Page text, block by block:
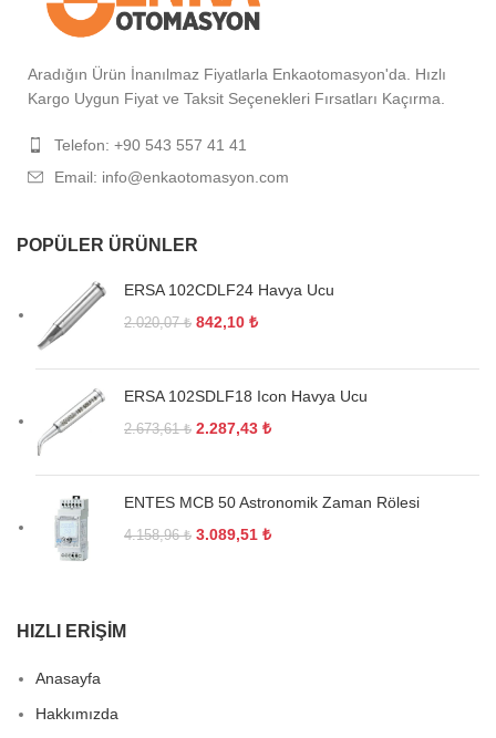
Aradığın Ürün İnanılmaz Fiyatlarla Enkaotomasyon'da. Hızlı
Kargo Uygun Fiyat ve Taksit Seçenekleri Fırsatları Kaçırma.
Telefon: +90 543 557 41 41
Email: info@enkaotomasyon.com
POPÜLER ÜRÜNLER
ERSA 102CDLF24 Havya Ucu
2.020,07₺ 842,10 ₺
ERSA 102SDLF18 Icon Havya Ucu
2.673,61₺ 2.287,43 ₺
ENTES MCB 50 Astronomik Zaman Rölesi
4.158,96₺ 3.089,51 ₺
HIZLI ERIŞIM
Anasayfa
Hakkımızda